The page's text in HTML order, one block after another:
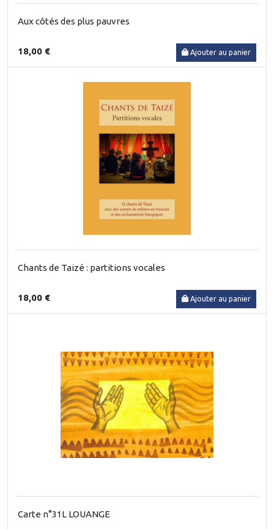
Aux côtés des plus pauvres
18,00 € Ajouter au panier
Chants de Taizé : partitions vocales
18,00 € Ajouter au panier
Carte n°31L LOUANGE